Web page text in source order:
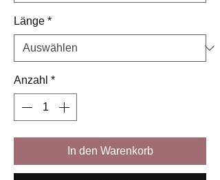
Länge *
Anzahl *
In den Warenkorb